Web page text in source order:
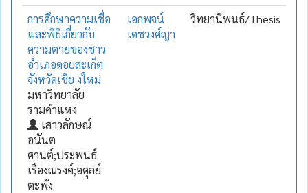
การศึกษาความเชื่อ
และพิธีเกี่ยวกับ
ความตายของชาว
อำเภอดอยสะเก็ต
จังหวัดเชีย งใหม่
มหาวิทยาลัย
รามคำแหง
เสาวลักษณ์
อนันต
ศานต์;ประพนธ์
เรืองณรงค์;อดุลย์
ตะพัง
เอกพจน์
เดชวงศ์ญา
วิทยานิพนธ์/Thesis